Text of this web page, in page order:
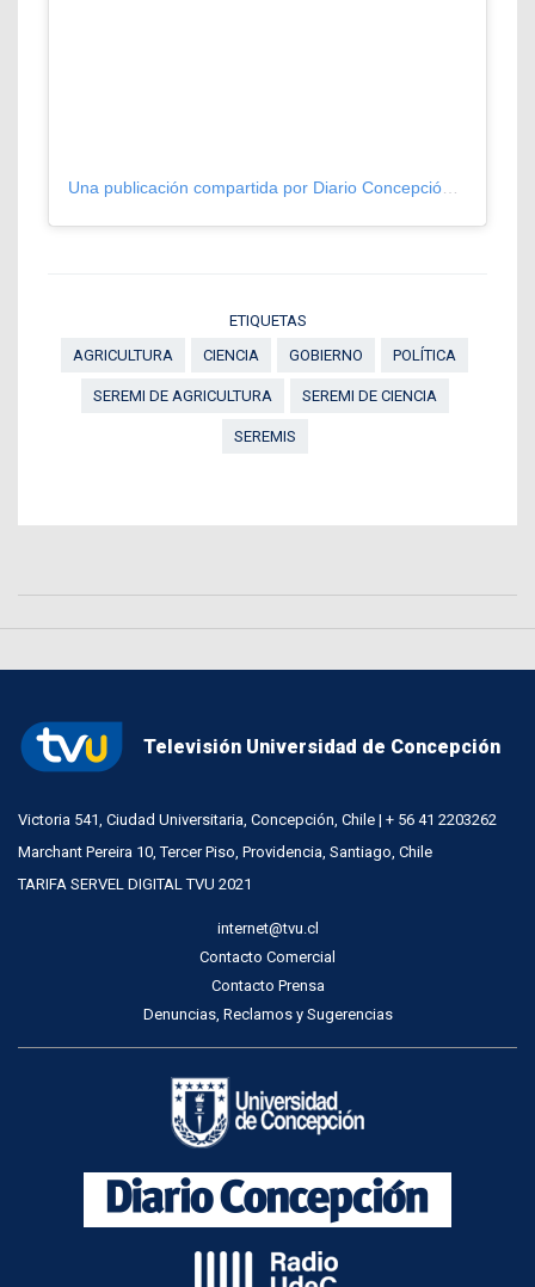
ETIQUETAS
AGRICULTURA
CIENCIA GOBIERNO POLÍTICA
SEREMI DE AGRICULTURA SEREMI DE CIENCIA
SEREMIS
Televisión Universidad de Concepción
Victoria 541, Ciudad Universitaria, Concepción, Chile | + 56 41 2203262
Marchant Pereira 10, Tercer Piso, Providencia, Santiago, Chile
TARIFA SERVEL DIGITAL TVU 2021
internet@tvu.cl
Contacto Comercial
Contacto Prensa
Denuncias, Reclamos y Sugerencias